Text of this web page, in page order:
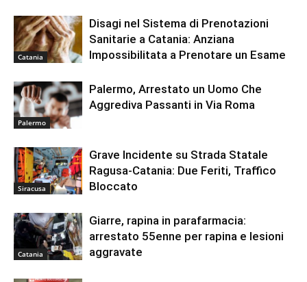
Catania
Disagi nel Sistema di Prenotazioni
Sanitarie a Catania: Anziana
Impossibilitata a Prenotare un Esame
Palermo
Palermo, Arrestato un Uomo Che
Aggrediva Passanti in Via Roma
Siracusa
Grave Incidente su Strada Statale
Ragusa-Catania: Due Feriti, Traffico
Bloccato
Catania
Giarre, rapina in parafarmacia:
arrestato 55enne per rapina e lesioni
aggravate